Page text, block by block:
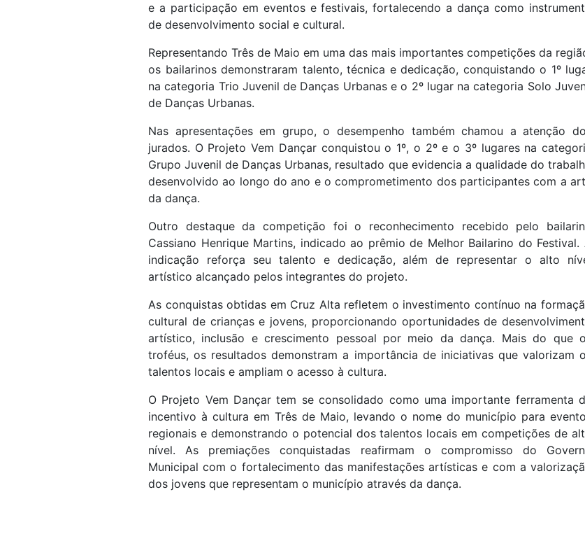
e a participação em eventos e festivais, fortalecendo a dança como
de desenvolvimento social e cultural.
Representando Três de Maio em uma das mais importantes competições da
os bailarinos demonstraram talento, técnica e dedicação, conquistando o 1º
na categoria Trio Juvenil de Danças Urbanas e o 2º lugar na categoria Solo
de Danças Urbanas.
Nas apresentações em grupo, o desempenho também chamou a atenção
jurados. O Projeto Vem Dançar conquistou o 1º, o 2º e o 3º lugares na
Grupo Juvenil de Danças Urbanas, resultado que evidencia a qualidade do
desenvolvido ao longo do ano e o comprometimento dos participantes com a
da dança.
Outro destaque da competição foi o reconhecimento recebido pelo
Cassiano Henrique Martins, indicado ao prêmio de Melhor Bailarino do Festival.
indicação reforça seu talento e dedicação, além de representar o alto
artístico alcançado pelos integrantes do projeto.
As conquistas obtidas em Cruz Alta refletem o investimento contínuo na
cultural de crianças e jovens, proporcionando oportunidades de
artístico, inclusão e crescimento pessoal por meio da dança. Mais do que
troféus, os resultados demonstram a importância de iniciativas que valorizam
talentos locais e ampliam o acesso à cultura.
O Projeto Vem Dançar tem se consolidado como uma importante ferramenta
incentivo à cultura em Três de Maio, levando o nome do município para
regionais e demonstrando o potencial dos talentos locais em competições de
nível. As premiações conquistadas reafirmam o compromisso do
Municipal com o fortalecimento das manifestações artísticas e com a
dos jovens que representam o município através da dança.